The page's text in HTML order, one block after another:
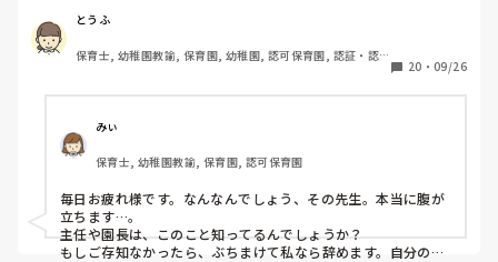
を付けて事務室に篭り手が少ない時もほとんど入ってもらえ
ません。その上私の保育はつまらないし子ども達もつまらな
い大人になる。と怒られてばっかりで正直キツくなってしま
いました。今年に入ってその先生と組んでから頭痛と原因不
明の耳痛、吐き気に便秘、出勤前の過呼吸や号泣が続いてい
ます。子どもたちは先生大好きと言ってくれていますし、私
も大好きで出来ればちゃんと見てあげたかったのですが仕事
に行くこと自体がもう怖くて朝から手足が震えて中々動けな
いです。辞めてもいいのでしょうか…。
とうふ
保育士, 幼稚園教諭, 保育園, 幼稚園, 認可保育園, 認証・認
20 ・ 09/26
みぃ
保育士, 幼稚園教諭, 保育園, 認可保育園
毎日お疲れ様です。なんなんでしょう、その先生。本当に腹が
立ちます…。
主任や園長は、このこと知ってるんでしょうか？
もしご存知なかったら、ぶちまけて私なら辞めます。自分の身